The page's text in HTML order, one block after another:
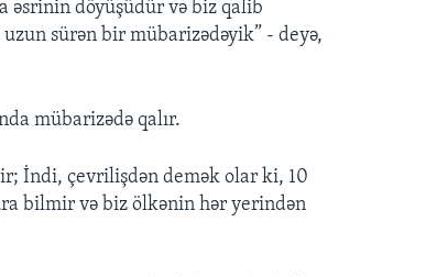
əsrinin döyüşüdür və biz qalib
sürən bir mübarizədəyik” - deyə,
mübarizədə qalır.
İndi, çevrilişdən demək olar ki, 10
bilmir və biz ölkənin hər yerindən